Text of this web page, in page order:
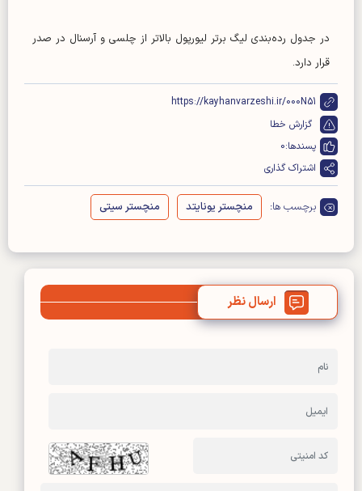
در جدول رده‌بندی لیگ برتر لیورپول بالاتر از چلسی و آرسنال در صدر
قرار دارد.
https://kayhanvarzeshi.ir/000N51
گزارش خطا
پسندها:0
اشتراک گذاری
برچسب ها: منچستر یونایتد منچستر سیتی
ارسال نظر